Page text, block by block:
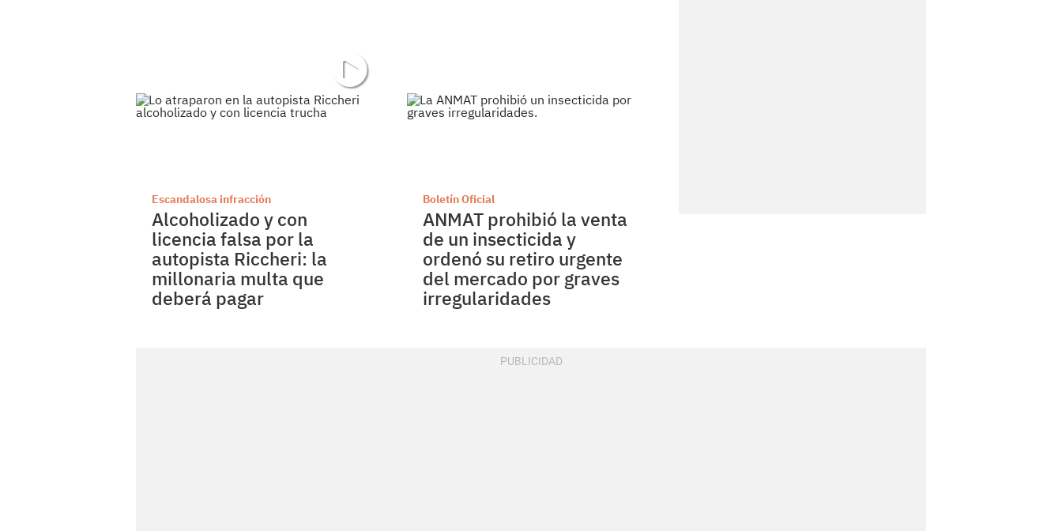
Escandalosa infracción
Alcoholizado y con
licencia falsa por la
autopista Riccheri: la
millonaria multa que
deberá pagar
Boletín Oficial
ANMAT prohibió la venta
de un insecticida y
ordenó su retiro urgente
del mercado por graves
irregularidades